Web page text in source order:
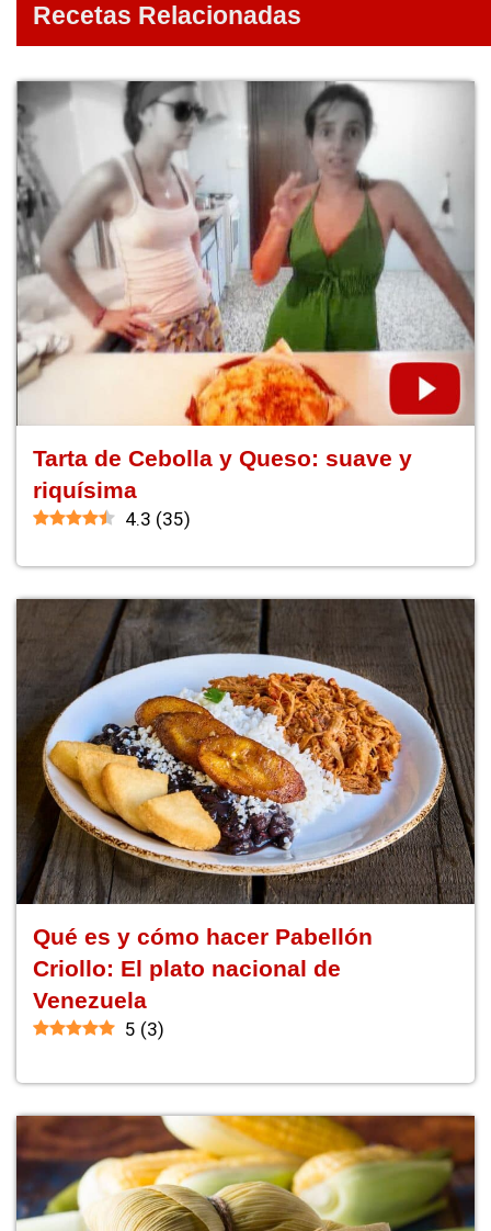
Recetas Relacionadas
Tarta de Cebolla y Queso: suave y
riquísima
4.3 (35)
Qué es y cómo hacer Pabellón
Criollo: El plato nacional de
Venezuela
5 (3)